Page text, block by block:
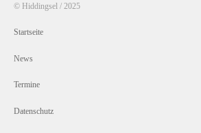
© Hiddingsel / 2025
Startseite
News
Termine
Datenschutz